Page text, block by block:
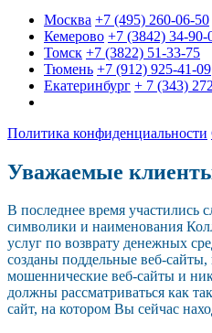
Москва +7 (495) 260-06-50
Кемерово +7 (3842) 34-90-
Томск +7 (3822) 51-33-75
Тюмень +7 (912) 925-41-09
Екатеринбург + 7 (343)
Политика конфиденциальности
Уважаемые
В последнее время участились
символики и наименования
услуг по возврату денежных
созданы поддельные веб-
мошеннические веб-сайты и
должны рассматриваться как
сайт, на котором Вы сейчас